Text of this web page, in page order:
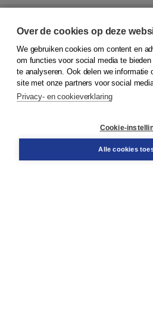
© 2026Koninklijke Boom uitgevers
Klantenservice
Snel bestellen
Over de cookies op deze
We gebruiken cookies om content en
om functies voor social media te
te analyseren. Ook delen we informatie
site met onze partners voor social
Privacy- en cookieverklaring
Cookie-
Alle cookies